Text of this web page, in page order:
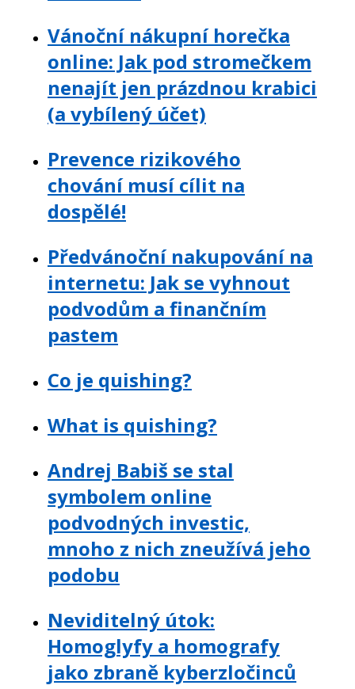
Vánoční nákupní horečka
online: Jak pod stromečkem
nenajít jen prázdnou krabici
(a vybílený účet)
Prevence rizikového
chování musí cílit na
dospělé!
Předvánoční nakupování na
internetu: Jak se vyhnout
podvodům a finančním
pastem
Co je quishing?
What is quishing?
Andrej Babiš se stal
symbolem online
podvodných investic,
mnoho z nich zneužívá jeho
podobu
Neviditelný útok:
Homoglyfy a homografy
jako zbraně kyberzločinců